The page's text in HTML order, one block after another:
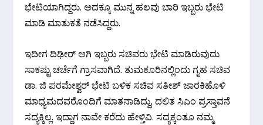
ಭೇಟಿಯಾಗಿದ್ದರು. ಅದಕ್ಕೂ ಮುನ್ನ ಹಲವು ಬಾರಿ ಇಬ್ಬರು ಭೇಟಿ
ಮಾಡಿ ಮಾತುಕತೆ ನಡೆಸಿದ್ದರು.
ಇದೀಗ ದಿಢೀರ್ ಆಗಿ ಇಬ್ಬರು ಸಚಿವರು ಭೇಟಿ ಮಾಡಿರುವುದು
ಸಾಕಷ್ಟು ಚರ್ಚೆಗೆ ಗ್ರಾಸವಾಗಿದೆ. ತುಮಕೂರಿನಲ್ಲಿಂದು ಗೃಹ ಸಚಿವ
ಡಾ. ಜಿ ಪರಮೇಶ್ವರ್ ಭೇಟಿ ಬಳಿಕ ಸಚಿವ ಸತೀಶ್ ಜಾರಕಿಹೊಳಿ
ಮಾಧ್ಯಮದವರೊಂದಿಗೆ ಮಾತನಾಡಿದ್ದು, ದಲಿತ ಸಿಎಂ ಪ್ರಸ್ತಾವನೆ
ಸದ್ಯಕ್ಕಿಲ್ಲ. ಇದ್ದಾಗ ನಾವೇ ಕರೆದು ಹೇಳ್ತಿವಿ. ಸದ್ಯಕ್ಕಂತೂ ನಮ್ಮ